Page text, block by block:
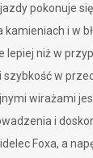
pokonuje
kamieniach i w
lepiej niż w
szybkość w
wirażami
i
Foxa, a